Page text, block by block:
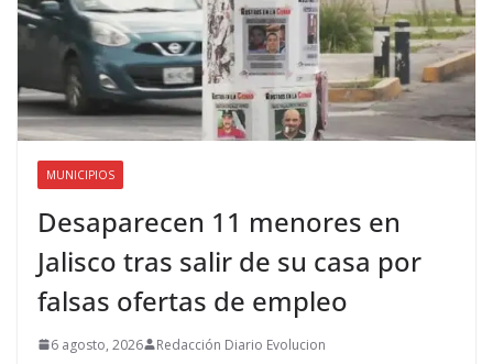
MUNICIPIOS
Desaparecen 11 menores en
Jalisco tras salir de su casa por
falsas ofertas de empleo
6 agosto, 2026 Redacción Diario Evolucion